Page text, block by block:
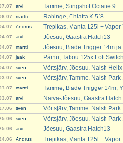
arvi Tamme, Slingshot Octane 9
martti Rahinge, Chiatta K 5`8
Andrus Trepikas, Manta 125l + Vapor
arvi Jõesuu, Gaastra Hatch13
martti Jõesuu, Blade Trigger 14m ja
jaak Pärnu, Tabou 125x Loft
sven Võrtsjärv, Jõesuu. Naish
sven Võrtsjärv, Tamme. Naish Park
martti Tamme, Blade Triigger 14m,
arvi Narva-Jõesuu, Gaastra Hatch
sven Võrtsjärv, Tamme. Naish Park
sven Võrtsjärv, Jõesuu. Naish Park
arvi Jõesuu, Gaastra Hatch13
Andrus Trepikas, Manta 125l + Vapor